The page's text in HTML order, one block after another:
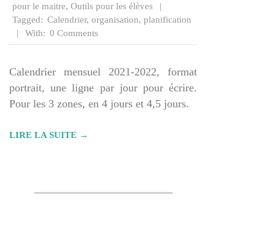
22
pour le maitre, Outils pour les élèves
Tagged: Calendrier, organisation, planification
With: 0 Comments
Calendrier mensuel 2021-2022, format
portrait, une ligne par jour pour écrire.
Pour les 3 zones, en 4 jours et 4,5 jours.
LIRE LA SUITE →